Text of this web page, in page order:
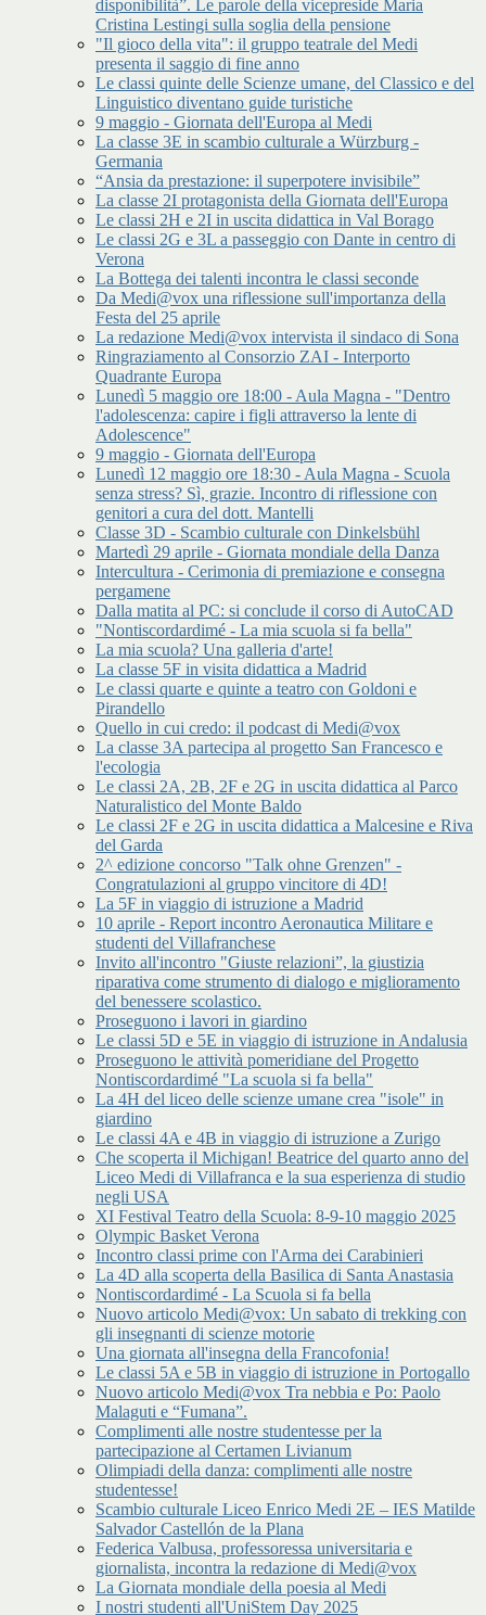
disponibilità”. Le parole della vicepreside Maria
Cristina Lestingi sulla soglia della pensione
"Il gioco della vita": il gruppo teatrale del Medi
presenta il saggio di fine anno
Le classi quinte delle Scienze umane, del Classico e del
Linguistico diventano guide turistiche
9 maggio - Giornata dell'Europa al Medi
La classe 3E in scambio culturale a Würzburg -
Germania
“Ansia da prestazione: il superpotere invisibile”
La classe 2I protagonista della Giornata dell'Europa
Le classi 2H e 2I in uscita didattica in Val Borago
Le classi 2G e 3L a passeggio con Dante in centro di
Verona
La Bottega dei talenti incontra le classi seconde
Da Medi@vox una riflessione sull'importanza della
Festa del 25 aprile
La redazione Medi@vox intervista il sindaco di Sona
Ringraziamento al Consorzio ZAI - Interporto
Quadrante Europa
Lunedì 5 maggio ore 18:00 - Aula Magna - "Dentro
l'adolescenza: capire i figli attraverso la lente di
Adolescence"
9 maggio - Giornata dell'Europa
Lunedì 12 maggio ore 18:30 - Aula Magna - Scuola
senza stress? Sì, grazie. Incontro di riflessione con
genitori a cura del dott. Mantelli
Classe 3D - Scambio culturale con Dinkelsbühl
Martedì 29 aprile - Giornata mondiale della Danza
Intercultura - Cerimonia di premiazione e consegna
pergamene
Dalla matita al PC: si conclude il corso di AutoCAD
"Nontiscordardimé - La mia scuola si fa bella"
La mia scuola? Una galleria d'arte!
La classe 5F in visita didattica a Madrid
Le classi quarte e quinte a teatro con Goldoni e
Pirandello
Quello in cui credo: il podcast di Medi@vox
La classe 3A partecipa al progetto San Francesco e
l'ecologia
Le classi 2A, 2B, 2F e 2G in uscita didattica al Parco
Naturalistico del Monte Baldo
Le classi 2F e 2G in uscita didattica a Malcesine e Riva
del Garda
2^ edizione concorso "Talk ohne Grenzen" -
Congratulazioni al gruppo vincitore di 4D!
La 5F in viaggio di istruzione a Madrid
10 aprile - Report incontro Aeronautica Militare e
studenti del Villafranchese
Invito all'incontro "Giuste relazioni”, la giustizia
riparativa come strumento di dialogo e miglioramento
del benessere scolastico.
Proseguono i lavori in giardino
Le classi 5D e 5E in viaggio di istruzione in Andalusia
Proseguono le attività pomeridiane del Progetto
Nontiscordardimé "La scuola si fa bella"
La 4H del liceo delle scienze umane crea "isole" in
giardino
Le classi 4A e 4B in viaggio di istruzione a Zurigo
Che scoperta il Michigan! Beatrice del quarto anno del
Liceo Medi di Villafranca e la sua esperienza di studio
negli USA
XI Festival Teatro della Scuola: 8-9-10 maggio 2025
Olympic Basket Verona
Incontro classi prime con l'Arma dei Carabinieri
La 4D alla scoperta della Basilica di Santa Anastasia
Nontiscordardimé - La Scuola si fa bella
Nuovo articolo Medi@vox: Un sabato di trekking con
gli insegnanti di scienze motorie
Una giornata all'insegna della Francofonia!
Le classi 5A e 5B in viaggio di istruzione in Portogallo
Nuovo articolo Medi@vox Tra nebbia e Po: Paolo
Malaguti e “Fumana”.
Complimenti alle nostre studentesse per la
partecipazione al Certamen Livianum
Olimpiadi della danza: complimenti alle nostre
studentesse!
Scambio culturale Liceo Enrico Medi 2E – IES Matilde
Salvador Castellón de la Plana
Federica Valbusa, professoressa universitaria e
giornalista, incontra la redazione di Medi@vox
La Giornata mondiale della poesia al Medi
I nostri studenti all'UniStem Day 2025